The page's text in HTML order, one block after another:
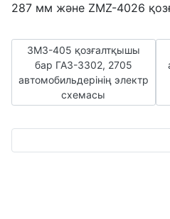
287 мм және ZMZ-4026
Алдыңғы мақала:ЗМЗ-405
ЗМЗ-405 қозғалтқышы
бар ГАЗ-3302, 2705
автомобильдерінің электр
схемасы